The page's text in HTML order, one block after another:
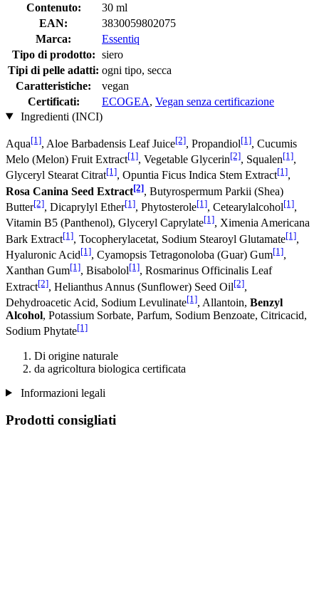
Contenuto:
30 ml
EAN:
3830059802075
Marca:
Essentiq
Tipo di prodotto: siero
Tipi di pelle adatti: ogni tipo, secca
Caratteristiche:
vegan
Certificati:
ECOGEA, Vegan senza certificazione
Ingredienti (INCI)
Aqua[1], Aloe Barbadensis Leaf Juice[2], Propandiol[1], Cucumis
Melo (Melon) Fruit Extract[1], Vegetable Glycerin[2], Squalen[1],
Glyceryl Stearat Citrat[1], Opuntia Ficus Indica Stem Extract[1],
Rosa Canina Seed Extract[2], Butyrospermum Parkii (Shea)
Butter[2], Dicaprylyl Ether[1], Phytosterole[1], Cetearylalcohol[1],
Vitamin B5 (Panthenol), Glyceryl Caprylate[1], Ximenia Americana
Bark Extract[1], Tocopherylacetat, Sodium Stearoyl Glutamate[1],
Hyaluronic Acid[1], Cyamopsis Tetragonoloba (Guar) Gum[1],
Xanthan Gum[1], Bisabolol[1], Rosmarinus Officinalis Leaf
Extract[2], Helianthus Annus (Sunflower) Seed Oil[2],
Dehydroacetic Acid, Sodium Levulinate[1], Allantoin, Benzyl
Alcohol, Potassium Sorbate, Parfum, Sodium Benzoate, Citricacid,
Sodium Phytate[1]
Di origine naturale
da agricoltura biologica certificata
Informazioni legali
Prodotti consigliati